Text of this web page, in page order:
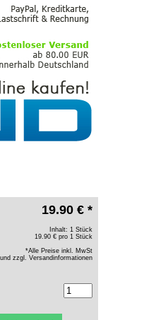
19.90 € *
Inhalt: 1 Stück
19.90 € pro 1 Stück
*Alle Preise inkl. MwSt
und zzgl. Versandinformationen